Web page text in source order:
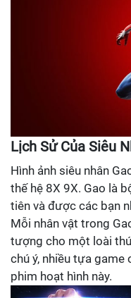
Lịch Sử Của Siêu
Hình ảnh siêu nhân
thế hệ 8X 9X. Gao là
tiên và được các bạn
Mỗi nhân vật trong
tượng cho một loài
chú ý, nhiều tựa
phim hoạt hình này.